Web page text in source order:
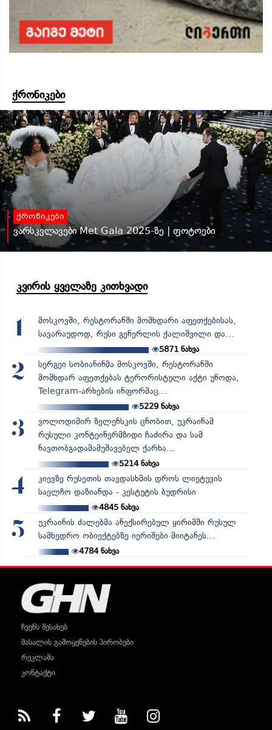
ქრონიკები
ქრონიკები
ვარსკვლავები Met Gala 2025-ზე | ფოტოები
კვირის ყველაზე კითხვადი
1
მოსკოვში, რესტორანში მომხდარი აფეთქებისას,
სავარაუდოდ, რუსი გენერლის ქალიშვილი და...
5871 ნახვა
2
სერგეი სობიანინმა მოსკოვში, რესტორანში
მომხდარ აფეთქებას ტერორისტული აქტი უწოდა,
Telegram-არხების ინფორმაც...
5229ნახვა
3
ვოლოდიმირ ზელენსკის ცნობით, უკრაინამ
რუსული კონტეინერმზიდი ჩაძირა და სამ
ნავთობგადამამუშავებელ ქარხა...
5214ნახვა
4
კიევზე რუსეთის თავდასხმის დროს ლიეტუვის
საელჩო დაზიანდა - კესტუტის ბუდრისი
4845ნახვა
5
უკრაინის ძალებმა ანექსირებულ ყირიმში რუსულ
სამხედრო ობიექტებზე იერიშები მიიტანეს...
4784ნახვა
ჩვენს შესახებ
მასალის გამოყენების პირობები
რეკლამა
კონტაქტი